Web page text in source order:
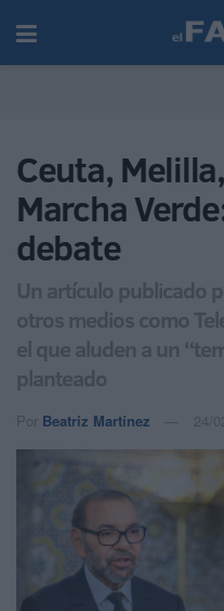
Ceuta,
Marcha
debate
Un artículo publicado
otros medios como
el que aluden a un
planteado
Por Beatriz Martínez 24/